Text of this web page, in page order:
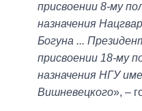
присвоении 8-му
назначения
Богуна ...
присвоении 18-му
назначения НГУ
Вишневецкого», –